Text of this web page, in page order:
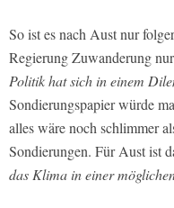
So ist es nach Aust nur
Regierung Zuwanderung
Politik hat sich in einem
Sondierungspapier würde
alles wäre noch schlimmer
Sondierungen. Für Aust ist
das Klima in einer